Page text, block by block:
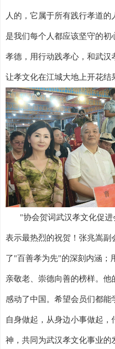
人的，它属于所有践行孝道的
是我们每个人都应该坚守的
孝德，用行动践孝心，和武汉
让孝文化在江城大地上开花结
"协会贺词武汉孝文化促
表示最热烈的祝贺！张兆嵩
了"百善孝为先"的深刻内涵；
亲敬老、崇德向善的榜样。
感动了中国。希望会员们都能
自身做起，从身边小事做起
神，共同为武汉孝文化事业